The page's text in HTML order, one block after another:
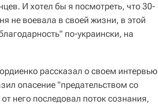
И хотел бы я посмотреть, что 30-
не воевала в своей жизни, в этой
по-украински, на
рассказал о своем интервью
опасение "предательством со
него последовал поток сознания,